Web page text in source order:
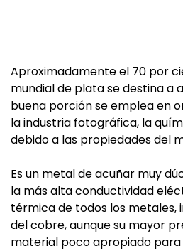
Aproximadamente el 70 por
mundial de plata se destina a
buena porción se emplea en
la industria fotográfica, la
debido a las propiedades del
Es un metal de acuñar muy
la más alta conductividad
térmica de todos los metales,
del cobre, aunque su mayor
material poco apropiado para